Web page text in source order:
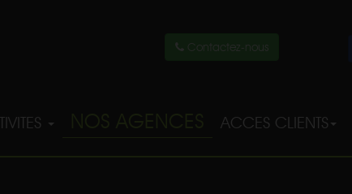
Contactez-nous
ACCES CLIENTS